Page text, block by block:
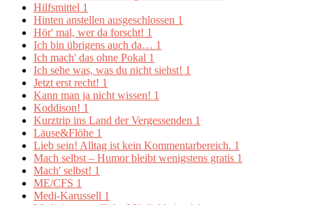
Hilfsmittel 1
Hinten anstellen ausgeschlossen 1
Hör' mal, wer da forscht! 1
Ich bin übrigens auch da… 1
Ich mach' das ohne Pokal 1
Ich sehe was, was du nicht siehst! 1
Jetzt erst recht! 1
Kann man ja nicht wissen! 1
Koddison! 1
Kurztrip ins Land der Vergessenden 1
Läuse&Flöhe 1
Lieb sein! Alltag ist kein Kommentarbereich. 1
Mach selbst – Humor bleibt wenigstens gratis 1
Mach' selbst! 1
ME/CFS 1
Medi-Karussell 1